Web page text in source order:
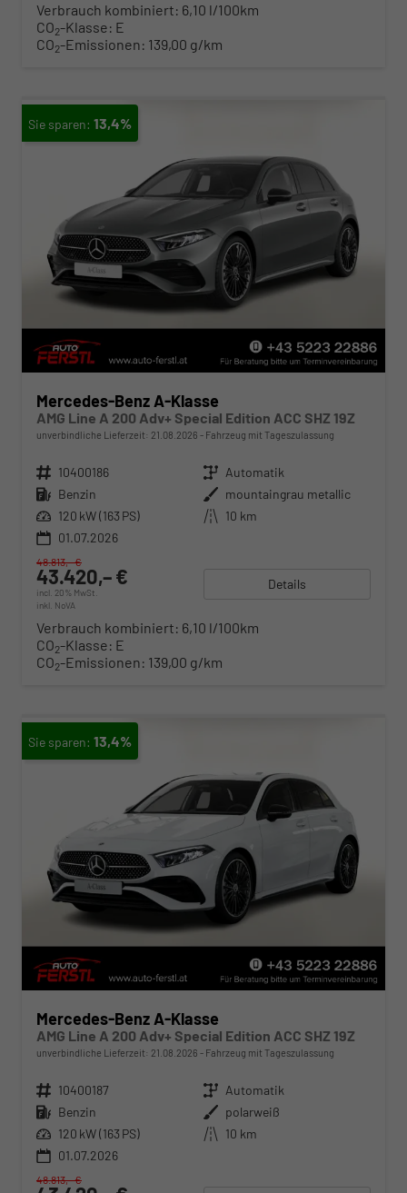
Verbrauch kombiniert: 6,10 l/100km
CO2-Klasse: E
CO2-Emissionen: 139,00 g/km
13,4%
Mercedes-Benz A-Klasse
AMG Line A 200 Adv+ Special Edition ACC SHZ 19Z
unverbindliche Lieferzeit: 21.08.2026 Fahrzeug mit Tageszulassung
Fahrzeugnr. 10400186 Getriebe Automatik
Kraftstoff Benzin Außenfarbe mountaingrau metallic
Leistung 120 kW (163 PS) Kilometerstand 10 km
01.07.2026
43.420,– €
incl. 20% MwSt.
inkl. NoVA
48.813,– €
Details
Verbrauch kombiniert: 6,10 l/100km
CO2-Klasse: E
CO2-Emissionen: 139,00 g/km
13,4%
Mercedes-Benz A-Klasse
AMG Line A 200 Adv+ Special Edition ACC SHZ 19Z
unverbindliche Lieferzeit: 21.08.2026 Fahrzeug mit Tageszulassung
Fahrzeugnr. 10400187 Getriebe Automatik
Kraftstoff Benzin Außenfarbe polarweiß
Leistung 120 kW (163 PS) Kilometerstand 10 km
01.07.2026
48.813,– €